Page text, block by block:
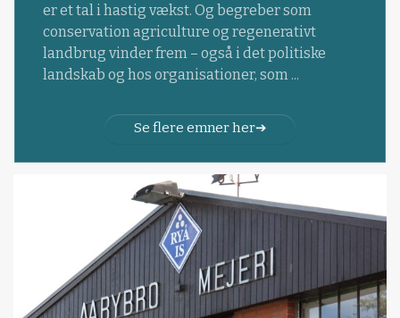
er et tal i hastig vækst. Og begreber som
conservation agriculture og regenerativt
landbrug vinder frem – også i det politiske
landskab og hos organisationer, som ...
Se flere emner her